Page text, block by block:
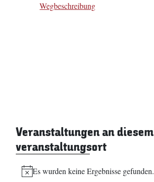
Wegbeschreibung
Veranstaltungen an diesem
veranstaltungsort
Hinweis
Es wurden keine Ergebnisse gefunden.